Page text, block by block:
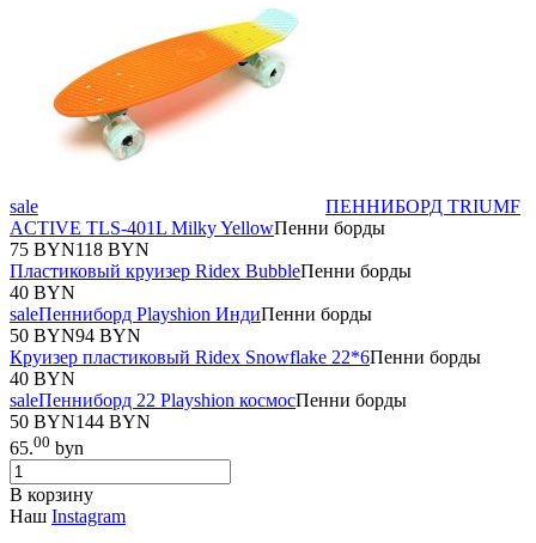
sale
ПЕННИБОРД TRIUMF
ACTIVE TLS-401L Milky YellowПенни борды
75 BYN118 BYN
Пластиковый круизер Ridex BubbleПенни борды
40 BYN
saleПенниборд Playshion ИндиПенни борды
50 BYN94 BYN
Круизер пластиковый Ridex Snowflake 22*6Пенни борды
40 BYN
saleПенниборд 22 Playshion космосПенни борды
50 BYN144 BYN
65.00 byn
В корзину
Наш Instagram